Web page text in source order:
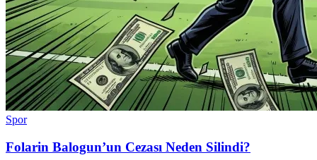
Spor
Folarin Balogun’un Cezası Neden Silindi?